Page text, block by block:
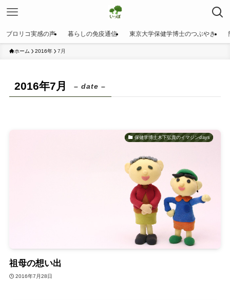
ブロリコ実感の声 暮らしの免疫通信 東京大学保健学博士のつぶやき
ホーム 2016年 7月
2016年7月 – date –
保健学博士木下弘貴のイマジンdays
祖母の想い出
2016年7月28日